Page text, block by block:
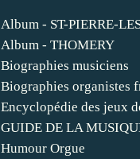
Album - ST-PIERRE-
Album - THOMERY
Biographies musiciens
Biographies organistes
Encyclopédie des jeux
GUIDE DE LA
Humour Orgue